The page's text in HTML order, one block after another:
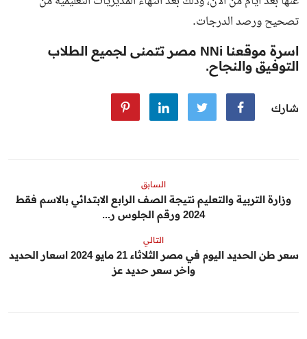
تصحيح ورصد الدرجات.
اسرة موقعنا NNi مصر تتمنى لجميع الطلاب
التوفيق والنجاح.
شارك
السابق
وزارة التربية والتعليم نتيجة الصف الرابع الابتدائي بالاسم فقط
2024 ورقم الجلوس ر...
التالي
سعر طن الحديد اليوم في مصر الثلاثاء 21 مايو 2024 اسعار الحديد
واخر سعر حديد عز